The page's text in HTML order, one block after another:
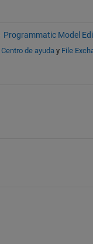
Programmatic Model
Centro de ayuda y File